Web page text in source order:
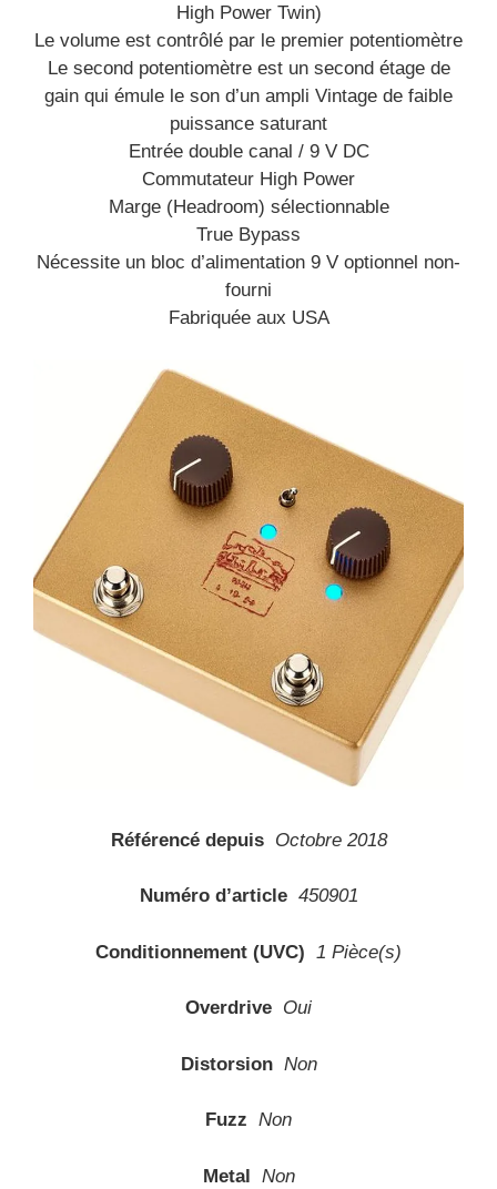
High Power Twin)
Le volume est contrôlé par le premier potentiomètre
Le second potentiomètre est un second étage de
gain qui émule le son d’un ampli Vintage de faible
puissance saturant
Entrée double canal / 9 V DC
Commutateur High Power
Marge (Headroom) sélectionnable
True Bypass
Nécessite un bloc d’alimentation 9 V optionnel non-
fourni
Fabriquée aux USA
Référencé depuis Octobre 2018
Numéro d’article 450901
Conditionnement (UVC) 1 Pièce(s)
Overdrive Oui
Distorsion Non
Fuzz Non
Metal Non